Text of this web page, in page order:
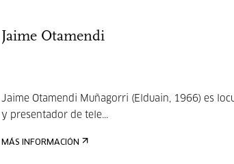
Jaime Otamendi
Jaime Otamendi Muñagorri (Elduain, 1966) es
y presentador de tele...
MÁS INFORMACIÓN